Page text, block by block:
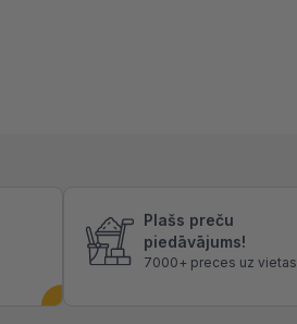
Plašs preču
piedāvājums!
7000+ preces uz vietas